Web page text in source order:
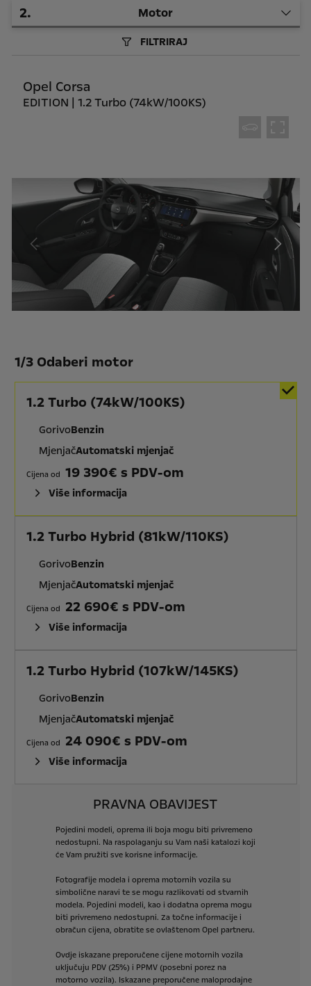
2. Motor
FILTRIRAJ
Opel Corsa
EDITION | 1.2 Turbo (74kW/100KS)
1/3 Odaberi motor
1.2 Turbo (74kW/100KS)
GorivoBenzin
MjenjačAutomatski mjenjač
Cijena od 19 390€ s PDV-om
Više informacija
1.2 Turbo Hybrid (81kW/110KS)
GorivoBenzin
MjenjačAutomatski mjenjač
Cijena od 22 690€ s PDV-om
Više informacija
1.2 Turbo Hybrid (107kW/145KS)
GorivoBenzin
MjenjačAutomatski mjenjač
Cijena od 24 090€ s PDV-om
Više informacija
PRAVNA OBAVIJEST
Pojedini modeli, oprema ili boja mogu biti privremeno
nedostupni. Na raspolaganju su Vam naši katalozi koji
će Vam pružiti sve korisne informacije.
Fotografije modela i oprema motornih vozila su
simbolične naravi te se mogu razlikovati od stvarnih
modela. Pojedini modeli, kao i dodatna oprema mogu
biti privremeno nedostupni. Za točne informacije i
obračun cijena, obratite se ovlaštenom Opel partneru.
Ovdje iskazane preporučene cijene motornih vozila
uključuju PDV (25%) i PPMV (posebni porez na
motorno vozila). Iskazane preporučene maloprodajne